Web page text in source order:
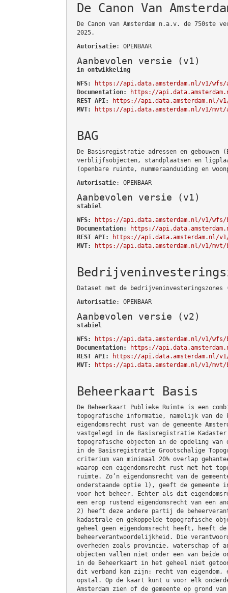
De Canon Van
De Canon van Amsterdam n.a.v. de 750ste
2025.
Autorisatie: OPENBAAR
Aanbevolen versie (v1)
in ontwikkeling
WFS:
https://api.data.amsterdam.nl/v1/wfs/
Documentation:
https://
REST API:
https://api.data.amsterdam.nl/v1/
MVT:
https://api.data.amsterdam.nl/v1/mvt/
BAG
De Basisregistratie adressen en gebouwen
verblijfsobjecten, standplaatsen en
(openbare ruimte, nummeraanduiding en
Autorisatie: OPENBAAR
Aanbevolen versie (v1)
stabiel
WFS:
https://api.data.amsterdam.nl/v1/wfs/
Documentation:
https://
REST API:
https://api.data.amsterdam.nl/
MVT:
https://api.data.amsterdam.nl/v1/mvt/
Dataset met de bedrijveninvesteringszones
Autorisatie: OPENBAAR
Aanbevolen versie (v2)
stabiel
WFS:
https://api.data.amsterdam.nl/v1/wfs/
Documentation:
https://
REST API:
https://api.data.amsterdam.nl/
MVT:
https://api.data.amsterdam.nl/v1/
Beheerkaart Basis
De Beheerkaart Publieke Ruimte is een
topografische informatie, namelijk van de
eigendomsrecht rust van de gemeente
vastgelegd in de Basisregistratie Kadaster
topografische objecten in de opdeling van
in de Basisregistratie Grootschalige
criterium van minimaal 20% overlap
waarop een eigendomsrecht rust met het
ruimte. Zo’n eigendomsrecht van de
onderstaande optie 1), geeft de
voor het beheer. Echter als dit
een erop rustend eigendomsrecht van een
2) heeft deze andere partij de
kadastrale en gekoppelde topografische
geheel geen eigendomsrecht heeft, heeft de
beheerverantwoordelijkheid. Die
overheden zoals provincie, waterschap of
objecten vallen niet onder een van beide
in de Beheerkaart in het geheel niet
dit verband kan zijn: recht van
opstal. Op de kaart kunt u voor elk
Amsterdam zien of de gemeente op grond